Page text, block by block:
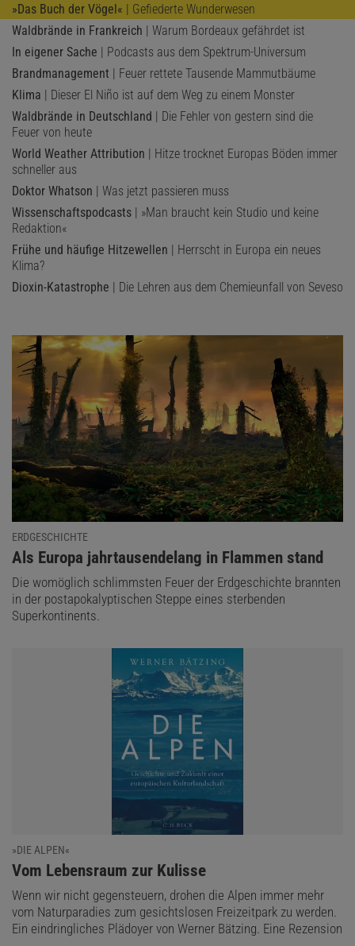
»Das Buch der Vögel« | Gefiederte Wunderwesen
Waldbrände in Frankreich | Warum Bordeaux gefährdet ist
In eigener Sache | Podcasts aus dem Spektrum-Universum
Brandmanagement | Feuer rettete Tausende Mammutbäume
Klima | Dieser El Niño ist auf dem Weg zu einem Monster
Waldbrände in Deutschland | Die Fehler von gestern sind die
Feuer von heute
World Weather Attribution | Hitze trocknet Europas Böden immer
schneller aus
Doktor Whatson | Was jetzt passieren muss
Wissenschaftspodcasts | »Man braucht kein Studio und keine
Redaktion«
Frühe und häufige Hitzewellen | Herrscht in Europa ein neues
Klima?
Dioxin-Katastrophe | Die Lehren aus dem Chemieunfall von Seveso
ERDGESCHICHTE
:
Als Europa jahrtausendelang in Flammen stand
Die womöglich schlimmsten Feuer der Erdgeschichte brannten
in der postapokalyptischen Steppe eines sterbenden
Superkontinents.
»DIE ALPEN«
:
Vom Lebensraum zur Kulisse
Wenn wir nicht gegensteuern, drohen die Alpen immer mehr
vom Naturparadies zum gesichtslosen Freizeitpark zu werden.
Ein eindringliches Plädoyer von Werner Bätzing. Eine Rezension